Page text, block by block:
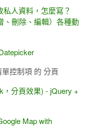
人資料，怎麼寫？
、刪除、編輯）各種動
控制項 的 分頁
分頁效果) - jQuery +
Map with